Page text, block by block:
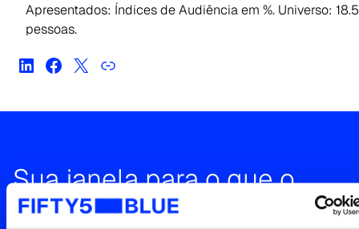
Apresentados: Índices de Audiência em %. Universo:
pessoas.
Sua janela para o que o
mundo está vendo